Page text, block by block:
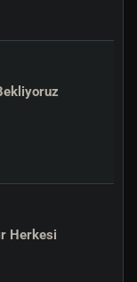
Herkesi